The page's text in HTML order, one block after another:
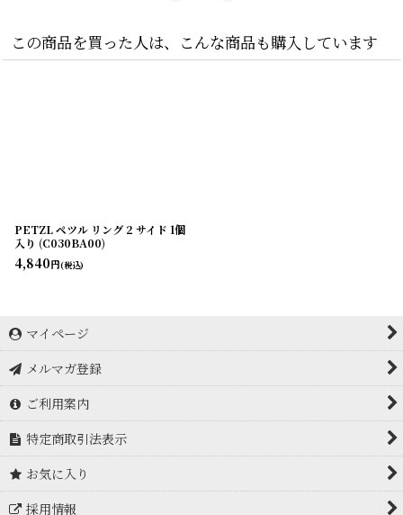
この商品を買った人は、こんな商品も購入しています
PETZL ペツル リング 2 サイド 1個
入り (C030BA00)
4,840円(税込)
マイページ
メルマガ登録
ご利用案内
特定商取引法表示
お気に入り
採用情報